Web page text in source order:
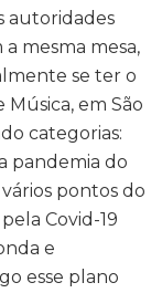
autoridades
mesma mesa,
se ter o
em São
categorias:
pandemia do
pontos do
Covid-19
e
esse plano